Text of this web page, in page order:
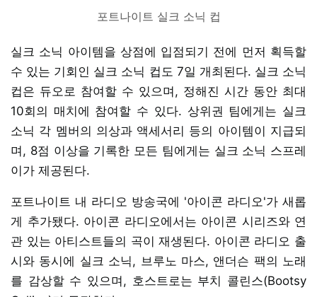
포트나이트 실크 소닉 컵
실크 소닉 아이템을 상점에 입점되기 전에 먼저 획득할
수 있는 기회인 실크 소닉 컵도 7일 개최된다. 실크 소닉
컵은 듀오로 참여할 수 있으며, 정해진 시간 동안 최대
10회의 매치에 참여할 수 있다. 상위권 팀에게는 실크
소닉 각 멤버의 의상과 액세서리 등의 아이템이 지급되
며, 8점 이상을 기록한 모든 팀에게는 실크 소닉 스프레
이가 제공된다.
포트나이트 내 라디오 방송국에 '아이콘 라디오'가 새롭
게 추가됐다. 아이콘 라디오에서는 아이콘 시리즈와 연
관 있는 아티스트들의 곡이 재생된다. 아이콘 라디오 출
시와 동시에 실크 소닉, 브루노 마스, 앤더슨 팩의 노래
를 감상할 수 있으며, 호스트로는 부치 콜린스(Bootsy